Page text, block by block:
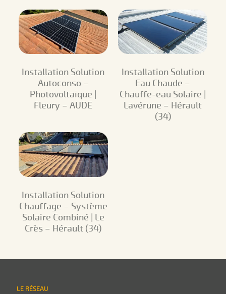
Installation Solution
Autoconso –
Photovoltaïque |
Fleury – AUDE
Installation Solution
Eau Chaude –
Chauffe-eau Solaire |
Lavérune – Hérault
(34)
Installation Solution
Chauffage – Système
Solaire Combiné | Le
Crès – Hérault (34)
LE RÉSEAU